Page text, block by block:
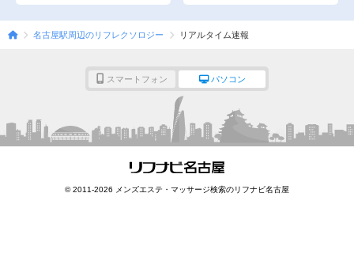
専用駐車場あり 有資格者在籍
日本人スタッフのみ 女性スタッフのみ
Ｗセラピスト
こだわり条件を変更
名古屋駅周辺のリフレクソロジー リアルタイム速報
スマートフォン パソコン
© 2011-2026 メンズエステ・マッサージ検索のリフナビ名古屋